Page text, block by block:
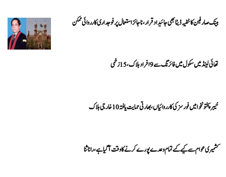
بینک صارفین کا خفیہ ڈیٹا بھی جائیداد قرار، ناجائز استعمال پر فوجداری کارروائی ممکن
تھائی لینڈ میں سکول میں فائرنگ سے 9 افراد ہلاک، 15 زخمی
خیبرپختونخوا میں فورسز کی کارروائیاں، بھارتی حمایت یافتہ 10 خارجی ہلاک
کشمیری عوام سے کیے گئے تمام وعدے پورے کرنے کا وقت آ گیا ہے، رانا ثنا